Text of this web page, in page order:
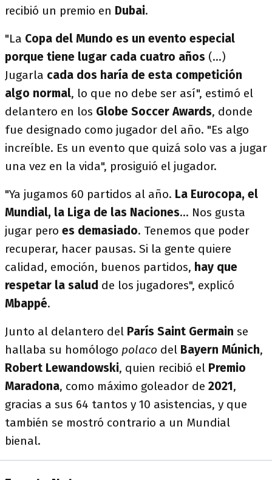
recibió un premio en Dubai.
"La Copa del Mundo es un evento especial
porque tiene lugar cada cuatro años (...)
Jugarla cada dos haría de esta competición
algo normal, lo que no debe ser así", estimó el
delantero en los Globe Soccer Awards, donde
fue designado como jugador del año. "Es algo
increíble. Es un evento que quizá solo vas a jugar
una vez en la vida", prosiguió el jugador.
"Ya jugamos 60 partidos al año. La Eurocopa, el
Mundial, la Liga de las Naciones... Nos gusta
jugar pero es demasiado. Tenemos que poder
recuperar, hacer pausas. Si la gente quiere
calidad, emoción, buenos partidos, hay que
respetar la salud de los jugadores", explicó
Mbappé.
Junto al delantero del París Saint Germain se
hallaba su homólogo polaco del Bayern Múnich,
Robert Lewandowski, quien recibió el Premio
Maradona, como máximo goleador de 2021,
gracias a sus 64 tantos y 10 asistencias, y que
también se mostró contrario a un Mundial
bienal.